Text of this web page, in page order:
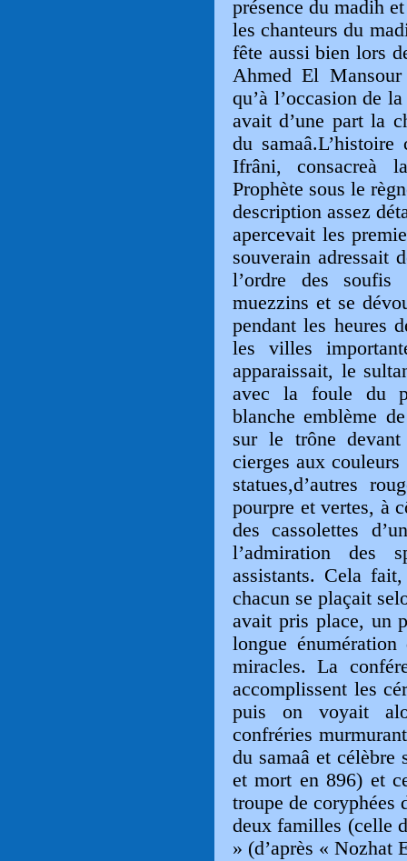
présence du madih
les chanteurs du
fête aussi bien lors
Ahmed El
qu’à l’occasion de
avait d’une part la
du
Ifrâni, consacreà
Prophète sous le
description assez
apercevait les
souverain adressait
l’ordre des
muezzins et se
pendant les heures
les villes
apparaissait, le
avec la foule du
blanche emblème
sur le trône
cierges aux
statues,d’autres
pourpre et vertes, à
des cassolettes
l’admiration des
assistants. Cela
chacun se plaçait
avait pris place, un
longue
miracles. La
accomplissent les
puis on voyait
confréries
du samaâ et
et mort en 896) et
troupe de coryphées
deux familles (celle
» (d’après «